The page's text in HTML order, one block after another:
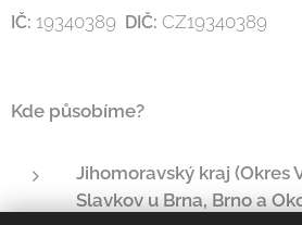
IČ: 19340389 DIČ: CZ19340389
Kde působíme?
Jihomoravský kraj (Okres
Slavkov u Brna, Brno a